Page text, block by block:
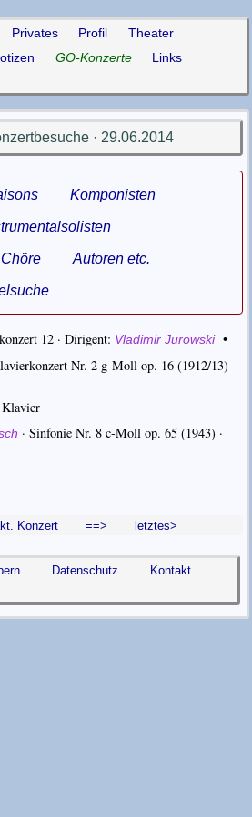
Privates Profil
Theater
GO-Konzerte Links
· 29.06.2014
Komponisten
Chöre Autoren etc.
12 ·Dirigent Vladimir Jurowski•
Nr. 2 g-Moll op. 16 (1912/13)
Klavier
·Sinfonie Nr. 8 c-Moll op. 65 (1943) ·
Konzert ==> letztes>
Datenschutz
Kontakt